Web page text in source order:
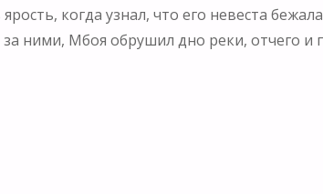
когда узнал, что его невеста
за ними, Мбоя обрушил дно реки,